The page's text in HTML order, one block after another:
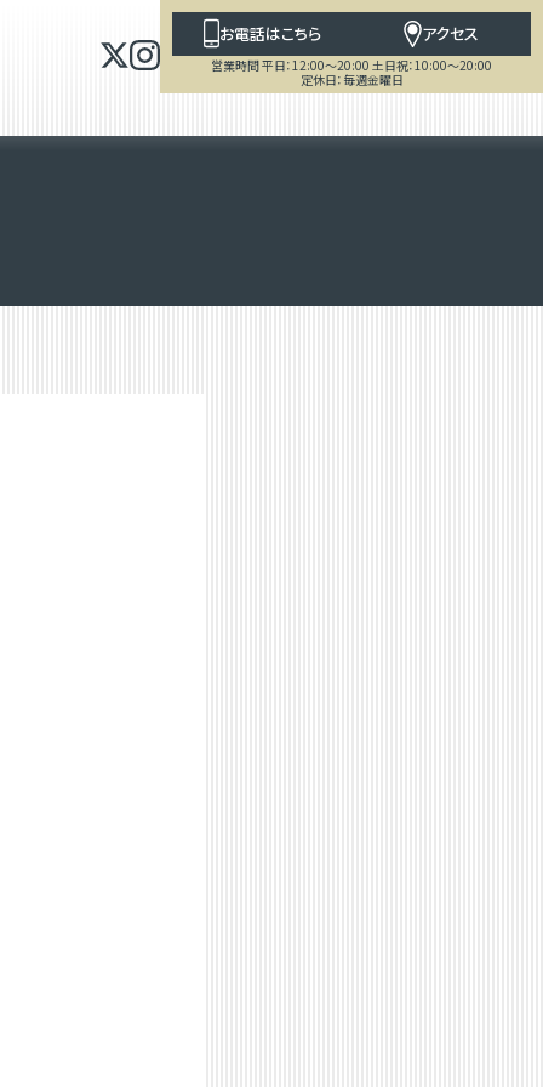
お電話はこちら アクセス
営業時間 平日：12:00～20:00 土日祝：10:00～20:00
定休日：毎週金曜日